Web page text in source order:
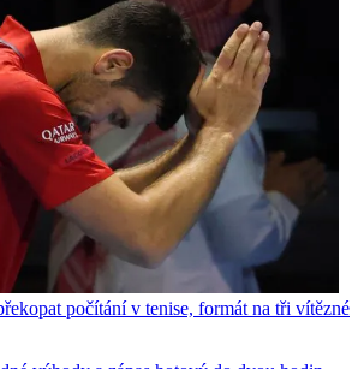
počítání v tenise, formát na tři vítězné